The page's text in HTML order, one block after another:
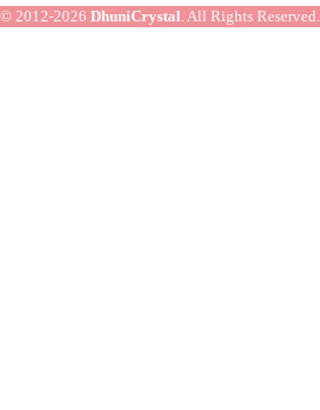
© 2012-2026 DhuniCrystal. All Rights Reserved.